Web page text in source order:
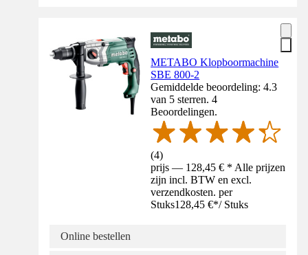
METABO Klopboormachine
SBE 800-2
Gemiddelde beoordeling: 4.3
van 5 sterren. 4
Beoordelingen.
(4)
prijs — 128,45 € * Alle prijzen
zijn incl. BTW en excl.
verzendkosten. per
Stuks128,45 €*/ Stuks
Online bestellen